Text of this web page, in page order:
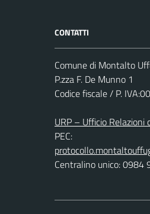
CONTATTI
Comune di Montalto
P.zza F. De Munno 1
Codice fiscale / P.
URP – Ufficio Relazioni
PEC:
Centralino unico: 0984